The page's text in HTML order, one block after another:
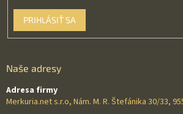
PRIHLÁSIŤ SA
Naše adresy
Adresa firmy
Merkuria.net s.r.o, Nám. M. R. Štefánika 30/33,